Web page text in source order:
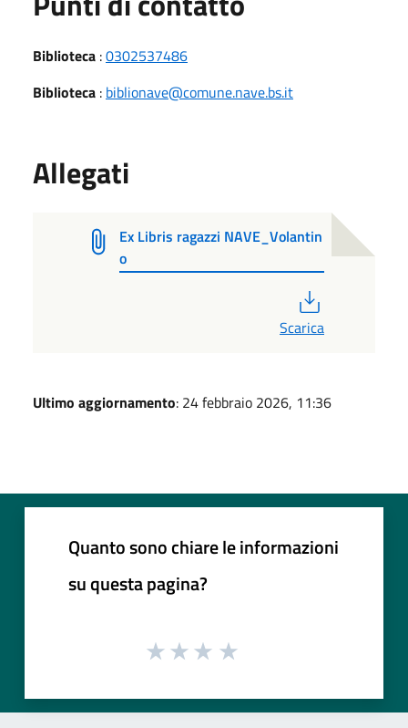
Biblioteca :0302537486
Biblioteca : biblionave@comune.nave.bs.it
Allegati
Ex Libris ragazzi NAVE_Volantin
o
Scarica
Ultimo aggiornamento: 24 febbraio 2026, 11:36
Quanto sono chiare le informazioni
su questa pagina?